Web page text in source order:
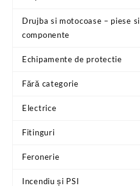
Drujba si motocoase – piese si
componente
Echipamente de protectie
Fără categorie
Electrice
Fitinguri
Feronerie
Incendiu și PSI